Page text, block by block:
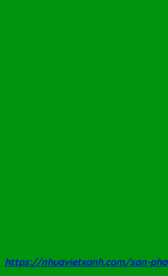
https://nhuavietxanh.com/san-